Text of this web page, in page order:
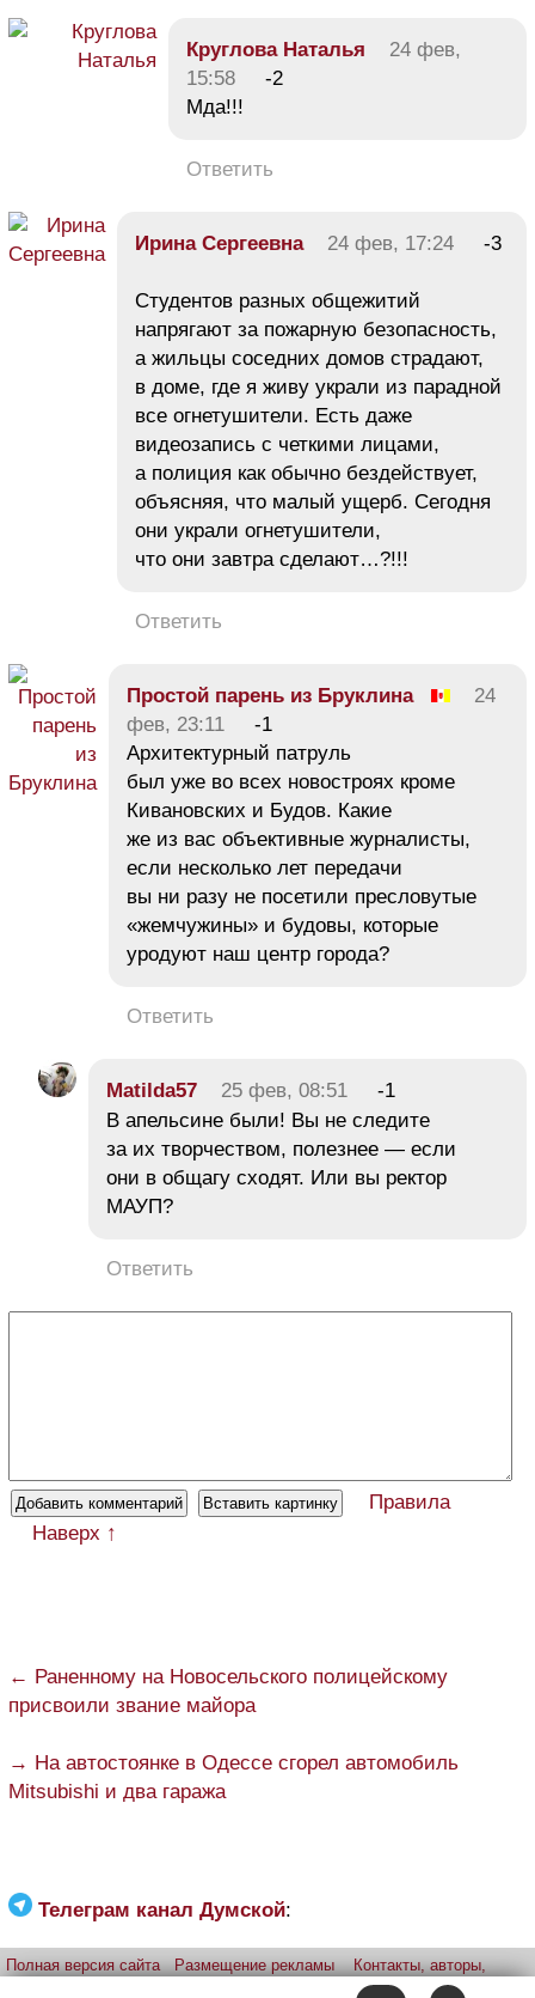
Круглова Наталья
24 фев,
15:58
-2
Мда!!!
Ответить
Ирина Сергеевна 24 фев, 17:24 -3
Студентов разных общежитий
напрягают за пожарную безопасность,
а жильцы соседних домов страдают,
в доме, где я живу украли из парадной
все огнетушители. Есть даже
видеозапись с четкими лицами,
а полиция как обычно бездействует,
объясняя, что малый ущерб. Сегодня
они украли огнетушители,
что они завтра сделают…?!!!
Ответить
Простой парень из Бруклина
24
фев, 23:11
-1
Архитектурный патруль
был уже во всех новостроях кроме
Кивановских и Будов. Какие
же из вас объективные журналисты,
если несколько лет передачи
вы ни разу не посетили пресловутые
«жемчужины» и будовы, которые
уродуют наш центр города?
Ответить
Matilda57 25 фев, 08:51
-1
В апельсине были! Вы не следите
за их творчеством, полезнее — если
они в общагу сходят. Или вы ректор
МАУП?
Ответить
Правила
Наверх ↑
← Раненному на Новосельского полицейскому
присвоили звание майора
→ На автостоянке в Одессе сгорел автомобиль
Mitsubishi и два гаража
Телеграм канал Думской:
Полная версия сайта Размещение рекламы
Контакты, авторы,